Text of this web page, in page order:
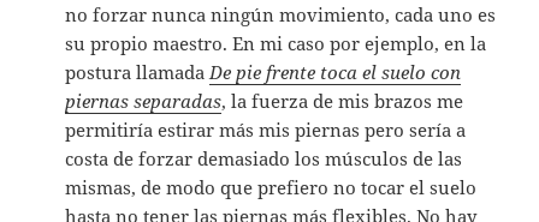
no forzar nunca ningún movimiento, cada uno es
su propio maestro. En mi caso por ejemplo, en la
postura llamadaDe pie frente toca el suelo con
piernas separadas, la fuerza de mis brazos me
permitiría estirar más mis piernas pero sería a
costa de forzar demasiado los músculos de las
mismas, de modo que prefiero no tocar el suelo
hasta no tener las piernas más flexibles. No hay